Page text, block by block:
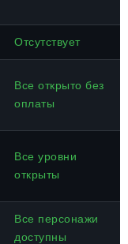
Отсутствует
Все открыто без
оплаты
Все уровни
открыты
Все персонажи
доступны